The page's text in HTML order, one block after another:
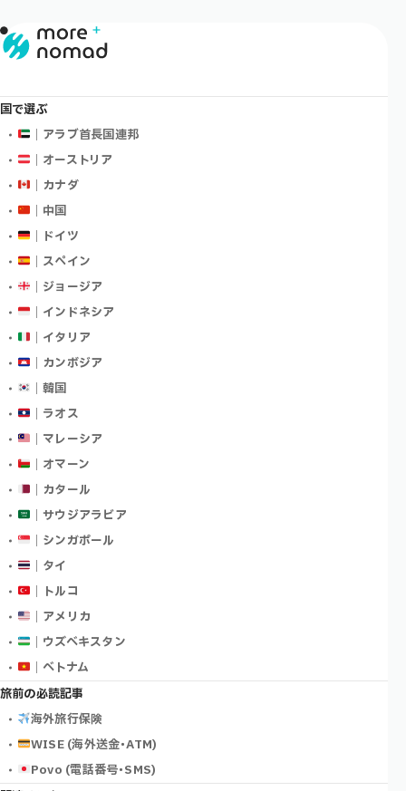
国で選ぶ
｜アラブ首長国連邦
｜オーストリア
｜カナダ
｜中国
｜ドイツ
｜スペイン
｜ジョージア
｜インドネシア
｜イタリア
｜カンボジア
｜韓国
｜ラオス
｜マレーシア
｜オマーン
｜カタール
｜サウジアラビア
｜シンガポール
｜タイ
｜トルコ
｜アメリカ
｜ウズベキスタン
｜ベトナム
旅前の必読記事
海外旅行保険
WISE (海外送金･ATM)
Povo (電話番号･SMS)